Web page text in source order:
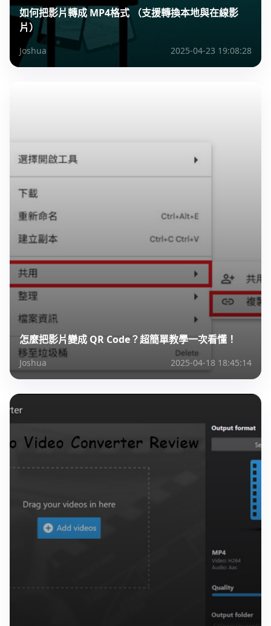
如何把影片轉成 MP4格式 （支援轉換本地與在線影
片）
Joshua 2025-04-23 19:08:28
怎麼把影片變成 QR Code？超簡單教學一次看懂！
Joshua 2025-04-18 18:45:14